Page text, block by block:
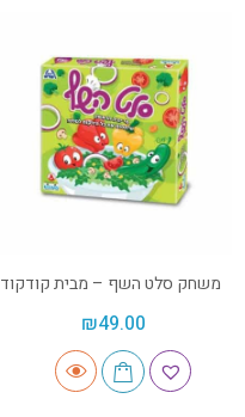
משחק סלט השף – מבית קודקוד
₪49.00